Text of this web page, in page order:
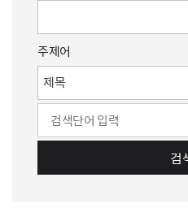
주제어
검